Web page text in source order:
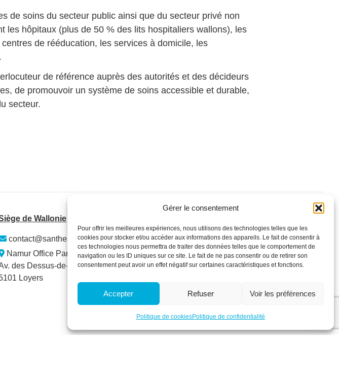
Gérer le consentement
Pour offrir les meilleures expériences, nous utilisons des technologies telles que les
cookies pour stocker et/ou accéder aux informations des appareils. Le fait de consentir à
ces technologies nous permettra de traiter des données telles que le comportement de
navigation ou les ID uniques sur ce site. Le fait de ne pas consentir ou de retirer son
consentement peut avoir un effet négatif sur certaines caractéristiques et fonctions.
Accepter Refuser Voir les préférences
Politique de cookiesPolitique de confidentialité
de soins du secteur public ainsi que du secteur privé non
les hôpitaux (plus de 50 % des lits hospitaliers wallons), les
de rééducation, les services à domicile, les
de référence auprès des autorités et des décideurs
de promouvoir un système de soins accessible et durable,
secteur.
de Wallonie
contact@santhea.be
Namur Office Park
des Dessus-de-Lives – bât. 12 – ét. 4
Loyers
Qui sommes-nous ?
Secteurs
Services & Formations
Membres